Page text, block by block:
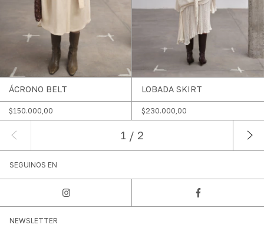
ÁCRONO BELT
$150.000,00
LOBADA SKIRT
$230.000,00
1 / 2
SEGUINOS EN
NEWSLETTER